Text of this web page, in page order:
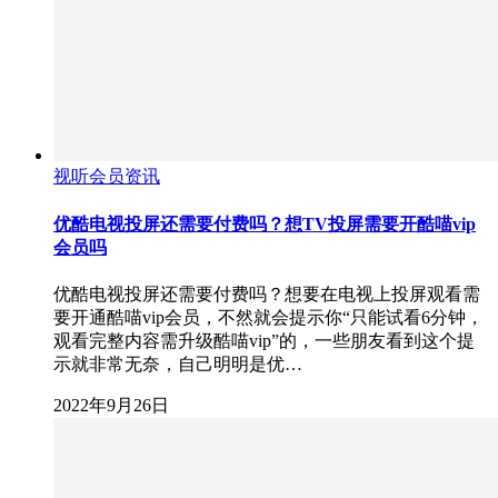
视听会员资讯
优酷电视投屏还需要付费吗？想TV投屏需要开酷喵vip
会员吗
优酷电视投屏还需要付费吗？想要在电视上投屏观看需
要开通酷喵vip会员，不然就会提示你“只能试看6分钟，
观看完整内容需升级酷喵vip”的，一些朋友看到这个提
示就非常无奈，自己明明是优…
2022年9月26日